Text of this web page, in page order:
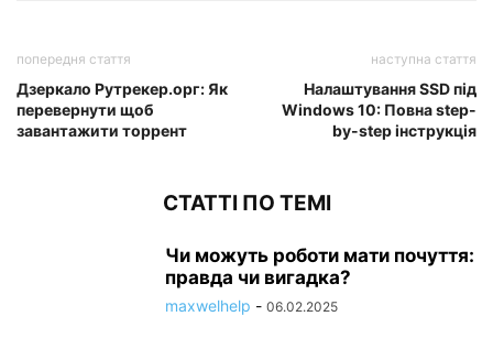
попередня стаття
Дзеркало Рутрекер.орг: Як
перевернути щоб
завантажити торрент
наступна стаття
Налаштування SSD під
Windows 10: Повна step-
by-step інструкція
СТАТТІ ПО ТЕМІ
Чи можуть роботи мати почуття:
правда чи вигадка?
maxwelhelp - 06.02.2025